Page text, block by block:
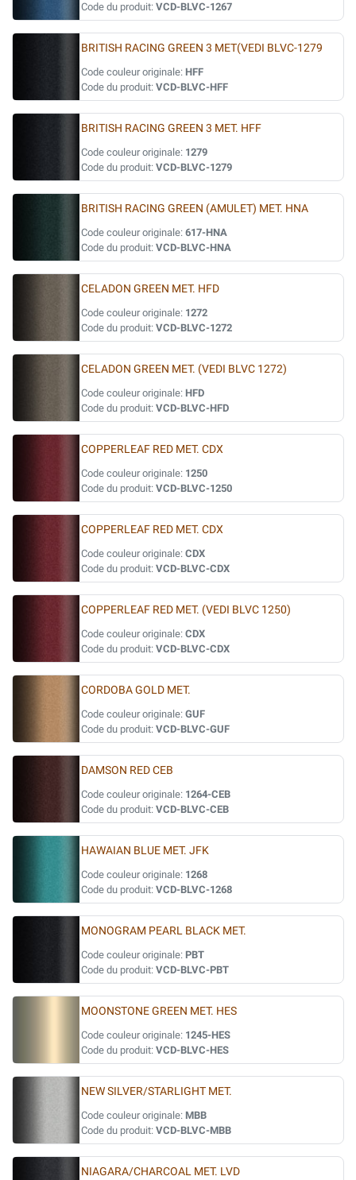
Code du produit: VCD-BLVC-1267
BRITISH RACING GREEN 3 MET(VEDI BLVC-1279
Code couleur originale: HFF
Code du produit: VCD-BLVC-HFF
BRITISH RACING GREEN 3 MET. HFF
Code couleur originale: 1279
Code du produit: VCD-BLVC-1279
BRITISH RACING GREEN (AMULET) MET. HNA
Code couleur originale: 617-HNA
Code du produit: VCD-BLVC-HNA
CELADON GREEN MET. HFD
Code couleur originale: 1272
Code du produit: VCD-BLVC-1272
CELADON GREEN MET. (VEDI BLVC 1272)
Code couleur originale: HFD
Code du produit: VCD-BLVC-HFD
COPPERLEAF RED MET. CDX
Code couleur originale: 1250
Code du produit: VCD-BLVC-1250
COPPERLEAF RED MET. CDX
Code couleur originale: CDX
Code du produit: VCD-BLVC-CDX
COPPERLEAF RED MET. (VEDI BLVC 1250)
Code couleur originale: CDX
Code du produit: VCD-BLVC-CDX
CORDOBA GOLD MET.
Code couleur originale: GUF
Code du produit: VCD-BLVC-GUF
DAMSON RED CEB
Code couleur originale: 1264-CEB
Code du produit: VCD-BLVC-CEB
HAWAIAN BLUE MET. JFK
Code couleur originale: 1268
Code du produit: VCD-BLVC-1268
MONOGRAM PEARL BLACK MET.
Code couleur originale: PBT
Code du produit: VCD-BLVC-PBT
MOONSTONE GREEN MET. HES
Code couleur originale: 1245-HES
Code du produit: VCD-BLVC-HES
NEW SILVER/STARLIGHT MET.
Code couleur originale: MBB
Code du produit: VCD-BLVC-MBB
NIAGARA/CHARCOAL MET. LVD